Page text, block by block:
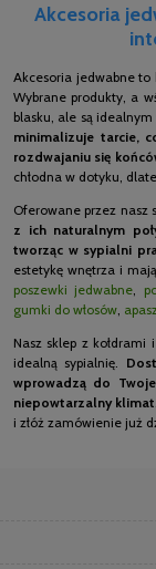
Akcesoria
Akcesoria jedwabne to
Wybrane produkty, a
blasku, ale są
minimalizuje tarcie,
rozdwajaniu się
chłodna w dotyku,
Oferowane przez nasz
z ich naturalnym
tworząc w sypialni
estetykę wnętrza i
poszewki jedwabne
gumki do włosów
Nasz sklep z
idealną sypialnię.
wprowadzą do
niepowtarzalny klimat
i złóż zamówienie już